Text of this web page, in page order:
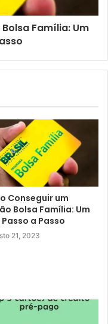
Família: Um
Conseguir um
Bolsa Família: Um
a Passo
21, 2023